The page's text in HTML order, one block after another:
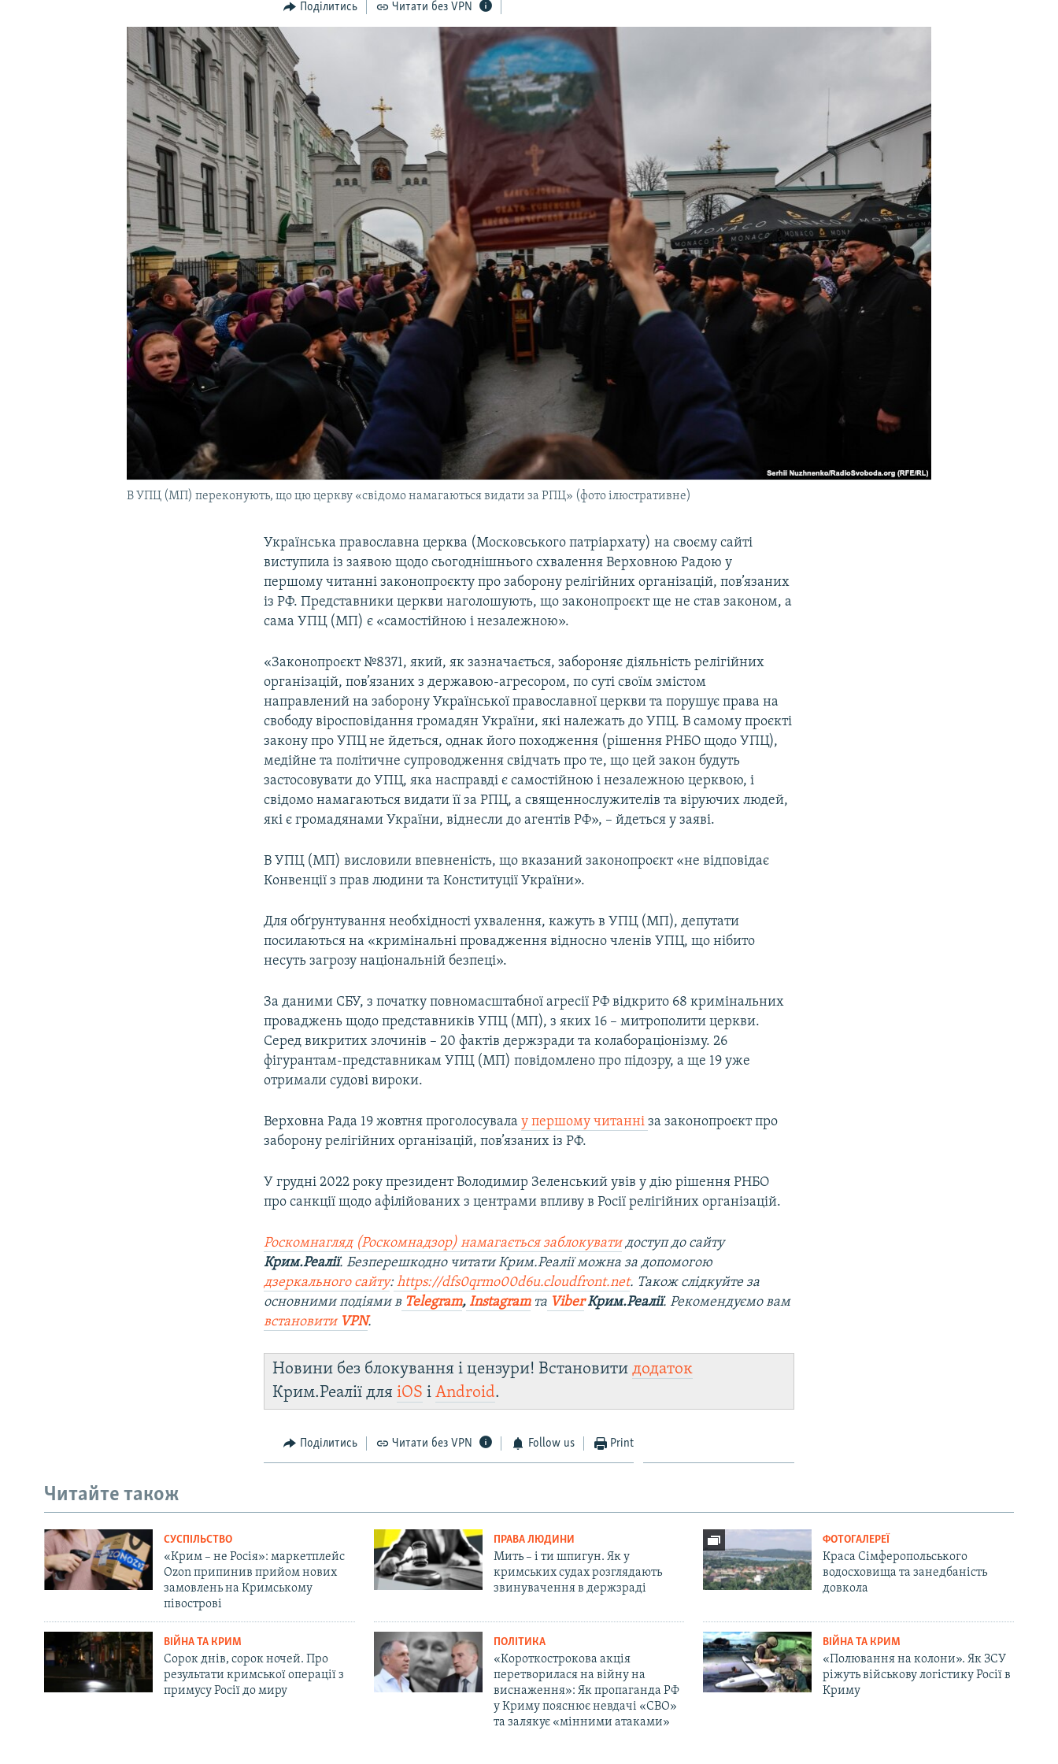
УКРАЇНСЬКА ПРОБЛЕМА КРИМУ
Поділитись Читати без VPN
В УПЦ (МП) переконують, що цю церкву «свідомо намагаються видати за РПЦ» (фото ілюстративне)
Українська православна церква (Московського патріархату) на своєму сайті
виступила із заявою щодо сьогоднішнього схвалення Верховною Радою у
першому читанні законопроєкту про заборону релігійних організацій, пов’язаних
із РФ. Представники церкви наголошують, що законопроєкт ще не став законом, а
сама УПЦ (МП) є «самостійною і незалежною».
«Законопроєкт №8371, який, як зазначається, забороняє діяльність релігійних
організацій, пов’язаних з державою-агресором, по суті своїм змістом
направлений на заборону Української православної церкви та порушує права на
свободу віросповідання громадян України, які належать до УПЦ. В самому проєкті
закону про УПЦ не йдеться, однак його походження (рішення РНБО щодо УПЦ),
медійне та політичне супроводження свідчать про те, що цей закон будуть
застосовувати до УПЦ, яка насправді є самостійною і незалежною церквою, і
свідомо намагаються видати її за РПЦ, а священнослужителів та віруючих людей,
які є громадянами України, віднесли до агентів РФ», – йдеться у заяві.
В УПЦ (МП) висловили впевненість, що вказаний законопроєкт «не відповідає
Конвенції з прав людини та Конституції України».
Для обґрунтування необхідності ухвалення, кажуть в УПЦ (МП), депутати
посилаються на «кримінальні провадження відносно членів УПЦ, що нібито
несуть загрозу національній безпеці».
За даними СБУ, з початку повномасштабної агресії РФ відкрито 68 кримінальних
проваджень щодо представників УПЦ (МП), з яких 16 – митрополити церкви.
Серед викритих злочинів – 20 фактів держзради та колабораціонізму. 26
фігурантам-представникам УПЦ (МП) повідомлено про підозру, а ще 19 уже
отримали судові вироки.
Верховна Рада 19 жовтня проголосувалау першому читанніза законопроєкт про
заборону релігійних організацій, пов’язаних із РФ.
У грудні 2022 року президент Володимир Зеленський увів у дію рішення РНБО
про санкції щодо афілійованих з центрами впливу в Росії релігійних організацій.
Роскомнагляд (Роскомнадзор) намагається заблокуватидоступ до сайту
Крим.Реалії. Безперешкодно читати Крим.Реалії можна за допомогою
дзеркального сайту:https://dfs0qrmo00d6u.cloudfront.net. Також слідкуйте за
основними подіями в Telegram, Instagramта ViberКрим.Реалії. Рекомендуємо вам
встановити VPN.
Новини без блокування і цензури! Встановитидодаток
Крим.Реалії дляiOS іAndroid.
Поділитись Читати без VPN Follow us Print
Читайте також
СУСПІЛЬСТВО
«Крим – не Росія»: маркетплейс
Ozon припинив прийом нових
замовлень на Кримському
півострові
ПРАВА ЛЮДИНИ
Мить – і ти шпигун. Як у
кримських судах розглядають
звинувачення в держзраді
ФОТОГАЛЕРЕЇ
Краса Сімферопольського
водосховища та занедбаність
довкола
ВІЙНА ТА КРИМ
Сорок днів, сорок ночей. Про
результати кримської операції з
примусу Росії до миру
ПОЛІТИКА
«Короткострокова акція
перетворилася на війну на
виснаження»: Як пропаганда РФ
у Криму пояснює невдачі «СВО»
та залякує «мінними атаками»
ВІЙНА ТА КРИМ
«Полювання на колони». Як ЗСУ
ріжуть військову логістику Росії в
Криму